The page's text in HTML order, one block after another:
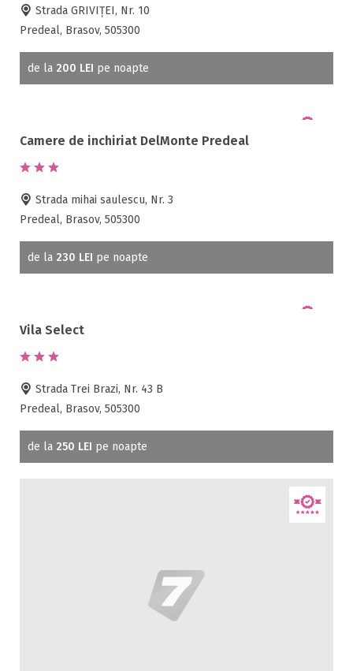
Strada GRIVIŢEI, Nr. 10
Predeal, Brasov, 505300
de la 200 LEI pe noapte
Camere de inchiriat DelMonte Predeal
Strada mihai saulescu, Nr. 3
Predeal, Brasov, 505300
de la 230 LEI pe noapte
Vila Select
Strada Trei Brazi, Nr. 43 B
Predeal, Brasov, 505300
de la 250 LEI pe noapte